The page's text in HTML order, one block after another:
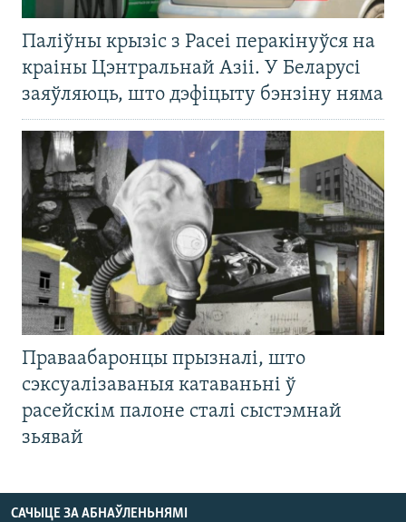
Паліўны крызіс з Расеі перакінуўся на
краіны Цэнтральнай Азіі. У Беларусі
заяўляюць, што дэфіцыту бэнзіну няма
Праваабаронцы прызналі, што
сэксуалізаваныя катаваньні ў
расейскім палоне сталі сыстэмнай
зьявай
САЧЫЦЕ ЗА АБНАЎЛЕНЬНЯМІ